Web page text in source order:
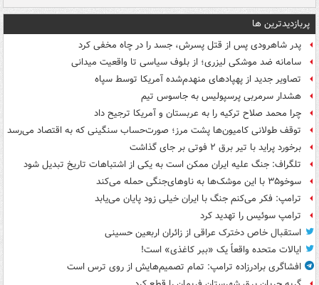
پربازدیدترین ها
پدر شاهرودی پس از قتل پسرش، جسد را در چاه مخفی کرد
سامانه ضد موشکی لیزری؛ از بلوف سیاسی تا واقعیت میدانی
تصاویر جدید از پهپادهای منهدم‌شده آمریکا توسط سپاه
هشدار سرمربی پرسپولیس به جاسوس تیم
چرا محمد صلاح ترکیه را به عربستان و آمریکا ترجیح داد
توقف طولانی کامیون‌ها پشت مرز؛ صورت‌حساب سنگینی که به اقتصاد می‌رسد
برخورد پراید با تیر برق ۲ فوتی بر جای گذاشت
تلگراف: جنگ علیه ایران ممکن است به یکی از اشتباهات تاریخ تبدیل شود
سوخو۳۵ با این موشک‌ها به ناوهای‌جنگی حمله می‌کند
ترامپ: فکر می‌کنم جنگ با ایران خیلی زود پایان می‌یابد
ترامپ سوئیس را تهدید کرد
استقبال خاص دخترک عراقی از زائران اربعین حسینی
ایالات متحده واقعاً یک «ببر کاغذی» است!
افشاگری برادرزاده ترامپ: تمام تصمیم‌هایش از روی ترس است